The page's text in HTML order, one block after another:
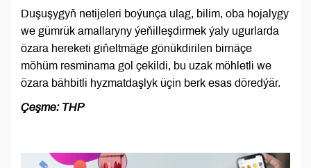
Duşuşygyň netijeleri boýunça ulag, bilim, oba hojalygy
we gümrük amallaryny ýeňilleşdirmek ýaly ugurlarda
özara hereketi giňeltmäge gönükdirilen birnäçe
möhüm resminama gol çekildi, bu uzak möhletli we
özara bähbitli hyzmatdaşlyk üçin berk esas döredýär.
Çeşme: THP